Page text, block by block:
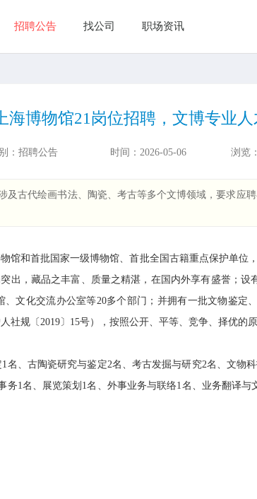
招聘公告 找公司 职场资讯
海博物馆21岗位招聘，文博专业
：招聘公告 时间： 2026-05-06 浏览
及古代绘画书法、陶瓷、考古等多个文博领域，要求应
和首批国家一级博物馆、首批全国古籍重点保护单位
出，藏品之丰富、质量之精湛，在国内外享有盛誉；
文化交流办公室等20多个部门；并拥有一批文物鉴定
社规〔2019〕15号），按照公开、平等、竞争、择优的
、古陶瓷研究与鉴定2名、考古发掘与研究2名、文物
务1名、展览策划1名、外事业务与联络1名、业务翻译